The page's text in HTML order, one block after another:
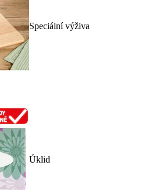
Speciální výživa
Úklid